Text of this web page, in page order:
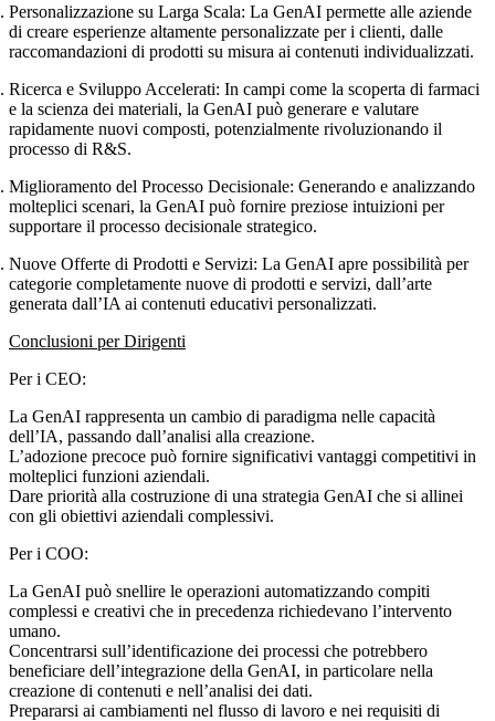
Personalizzazione su Larga Scala: La GenAI permette alle aziende
di creare esperienze altamente personalizzate per i clienti, dalle
raccomandazioni di prodotti su misura ai contenuti individualizzati.
Ricerca e Sviluppo Accelerati: In campi come la scoperta di farmaci
e la scienza dei materiali, la GenAI può generare e valutare
rapidamente nuovi composti, potenzialmente rivoluzionando il
processo di R&S.
Miglioramento del Processo Decisionale: Generando e analizzando
molteplici scenari, la GenAI può fornire preziose intuizioni per
supportare il processo decisionale strategico.
Nuove Offerte di Prodotti e Servizi: La GenAI apre possibilità per
categorie completamente nuove di prodotti e servizi, dall’arte
generata dall’IA ai contenuti educativi personalizzati.
Conclusioni per Dirigenti
Per i CEO:
La GenAI rappresenta un cambio di paradigma nelle capacità
dell’IA, passando dall’analisi alla creazione.
L’adozione precoce può fornire significativi vantaggi competitivi in
molteplici funzioni aziendali.
Dare priorità alla costruzione di una strategia GenAI che si allinei
con gli obiettivi aziendali complessivi.
Per i COO:
La GenAI può snellire le operazioni automatizzando compiti
complessi e creativi che in precedenza richiedevano l’intervento
umano.
Concentrarsi sull’identificazione dei processi che potrebbero
beneficiare dell’integrazione della GenAI, in particolare nella
creazione di contenuti e nell’analisi dei dati.
Prepararsi ai cambiamenti nel flusso di lavoro e nei requisiti di